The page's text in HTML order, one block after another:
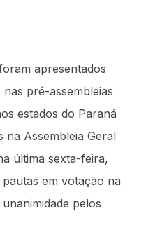
apresentados
pré-assembleias
estados do Paraná
na Assembleia Geral
última sexta-feira,
em votação na
pelos